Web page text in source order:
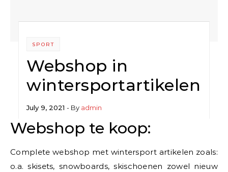
SPORT
Webshop in
wintersportartikelen
July 9, 2021 - By admin
Webshop te koop:
Complete webshop met wintersport artikelen zoals:
o.a. skisets, snowboards, skischoenen zowel nieuw